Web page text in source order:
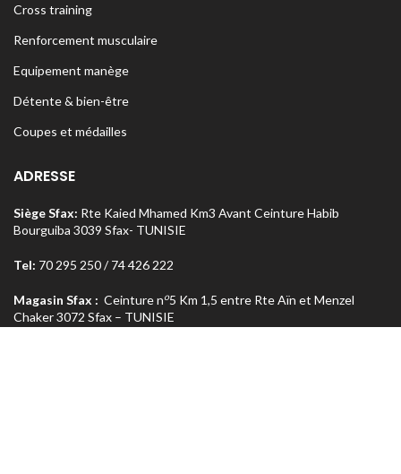
Cross training
Renforcement musculaire
Equipement manège
Détente & bien-être
Coupes et médailles
ADRESSE
Siège Sfax: Rte Kaied Mhamed Km3 Avant Ceinture Habib
Bourguiba 3039 Sfax- TUNISIE
Tel: 70 295 250 / 74 426 222
Magasin Sfax : Ceinture no5 Km 1,5 entre Rte Aïn et Menzel
Chaker 3072 Sfax – TUNISIE